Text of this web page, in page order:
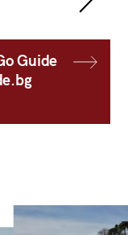
Guide